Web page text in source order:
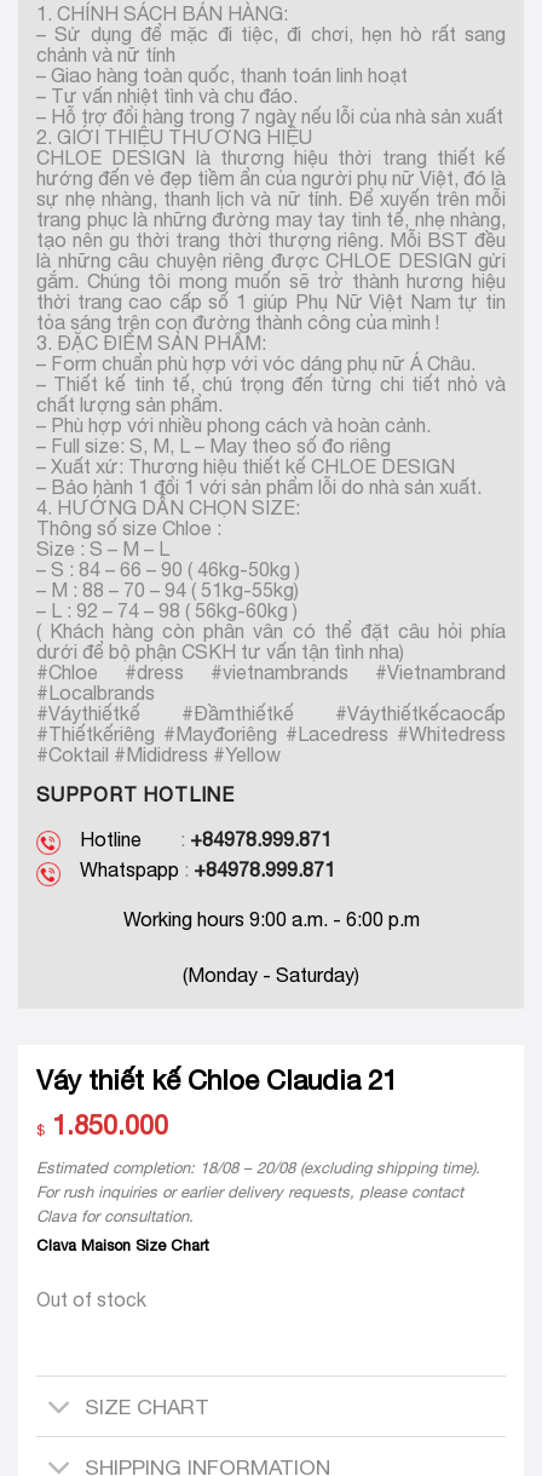
1. CHÍNH SÁCH BÁN HÀNG:
– Sử dụng để mặc đi tiệc, đi chơi, hẹn hò rất sang
chảnh và nữ tính
– Giao hàng toàn quốc, thanh toán linh hoạt
– Tư vấn nhiệt tình và chu đáo.
– Hỗ trợ đổi hàng trong 7 ngày nếu lỗi của nhà sản xuất
2. GIỚI THIỆU THƯƠNG HIỆU
CHLOE DESIGN là thương hiệu thời trang thiết kế
hướng đến vẻ đẹp tiềm ẩn của người phụ nữ Việt, đó là
sự nhẹ nhàng, thanh lịch và nữ tính. Để xuyến trên mỗi
trang phục là những đường may tay tinh tế, nhẹ nhàng,
tạo nên gu thời trang thời thượng riêng. Mỗi BST đều
là những câu chuyện riêng được CHLOE DESIGN gửi
gắm. Chúng tôi mong muốn sẽ trở thành hương hiệu
thời trang cao cấp số 1 giúp Phụ Nữ Việt Nam tự tin
tỏa sáng trên con đường thành công của mình !
3. ĐẶC ĐIỂM SẢN PHẨM:
– Form chuẩn phù hợp với vóc dáng phụ nữ Á Châu.
– Thiết kế tinh tế, chú trọng đến từng chi tiết nhỏ và
chất lượng sản phẩm.
– Phù hợp với nhiều phong cách và hoàn cảnh.
– Full size: S, M, L – May theo số đo riêng
– Xuất xứ: Thương hiệu thiết kế CHLOE DESIGN
– Bảo hành 1 đổi 1 với sản phẩm lỗi do nhà sản xuất.
4. HƯỚNG DẪN CHỌN SIZE:
Thông số size Chloe :
Size : S – M – L
– S : 84 – 66 – 90 ( 46kg-50kg )
– M : 88 – 70 – 94 ( 51kg-55kg)
– L : 92 – 74 – 98 ( 56kg-60kg )
( Khách hàng còn phân vân có thể đặt câu hỏi phía
dưới để bộ phận CSKH tư vấn tận tình nha)
#Chloe #dress #vietnambrands #Vietnambrand
#Localbrands
#Váythiếtkế #Đầmthiếtkế #Váythiếtkếcaocấp
#Thiếtkếriêng #Mayđoriêng #Lacedress #Whitedress
#Coktail #Mididress #Yellow
SUPPORT HOTLINE
Hotline : +84978.999.871
Whatspapp : +84978.999.871
Working hours 9:00 a.m. - 6:00 p.m
(Monday - Saturday)
Váy thiết kế Chloe Claudia 21
$ 1.850.000
Estimated completion: 18/08 – 20/08 (excluding shipping time).
For rush inquiries or earlier delivery requests, please contact
Clava for consultation.
Clava Maison Size Chart
Out of stock
SIZE CHART
SHIPPING INFORMATION